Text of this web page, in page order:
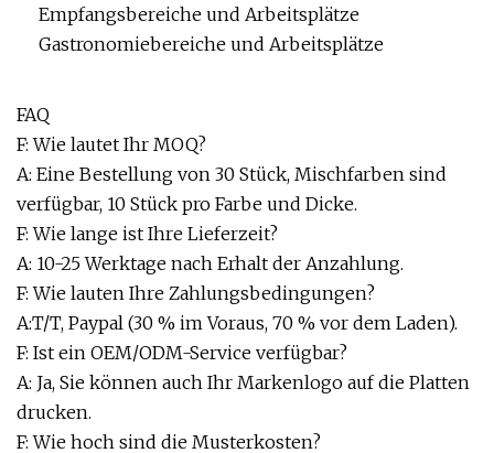
Empfangsbereiche und Arbeitsplätze
Gastronomiebereiche und Arbeitsplätze
FAQ
F: Wie lautet Ihr MOQ?
A: Eine Bestellung von 30 Stück, Mischfarben sind
verfügbar, 10 Stück pro Farbe und Dicke.
F: Wie lange ist Ihre Lieferzeit?
A: 10-25 Werktage nach Erhalt der Anzahlung.
F: Wie lauten Ihre Zahlungsbedingungen?
A:T/T, Paypal (30 % im Voraus, 70 % vor dem Laden).
F: Ist ein OEM/ODM-Service verfügbar?
A: Ja, Sie können auch Ihr Markenlogo auf die Platten
drucken.
F: Wie hoch sind die Musterkosten?